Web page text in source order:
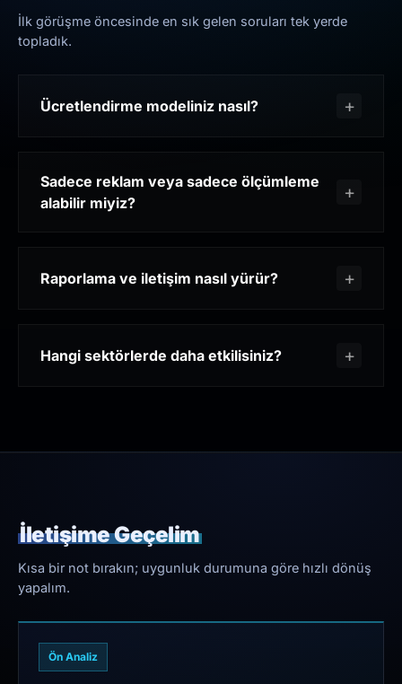
İlk görüşme öncesinde en sık gelen soruları tek yerde
topladık.
Ücretlendirme modeliniz nasıl?
Sadece reklam veya sadece ölçümleme
alabilir miyiz?
Raporlama ve iletişim nasıl yürür?
Hangi sektörlerde daha etkilisiniz?
İletişime Geçelim
Kısa bir not bırakın; uygunluk durumuna göre hızlı dönüş
yapalım.
Ön Analiz